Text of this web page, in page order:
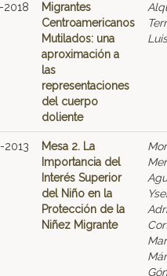
2018
Migrantes
Centroamericanos
Mutilados: una
aproximación a
las
representaciones
del cuerpo
doliente
2013
Mesa 2. La
Importancia del
Interés Superior
del Niño en la
Protección de la
Niñez Migrante